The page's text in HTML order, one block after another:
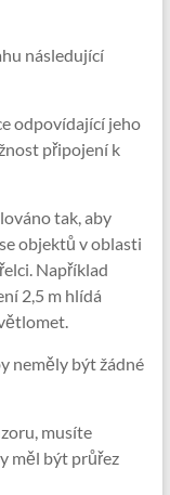
následující
odpovídající jeho
připojení k
tak, aby
objektů v oblasti
Například
2,5 m hlídá
neměly být žádné
musíte
měl být průřez